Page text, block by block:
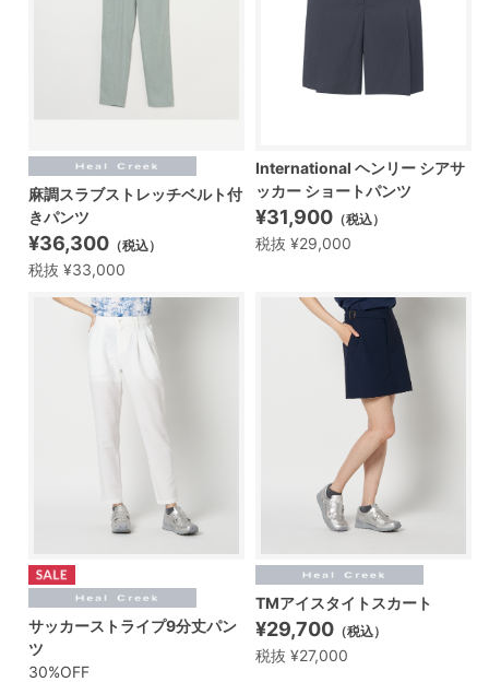
麻調スラブストレッチベルト付
きパンツ
¥36,300 （税込）
税抜 ¥33,000
International ヘンリー シアサ
ッカー ショートパンツ
¥31,900 （税込）
税抜 ¥29,000
サッカーストライプ9分丈パン
ツ
30%OFF
TMアイスタイトスカート
¥29,700 （税込）
税抜 ¥27,000